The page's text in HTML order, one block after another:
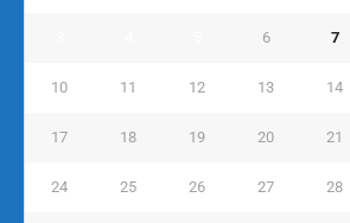
6 7
10 11 12 13 14
17 18 19 20 21
24 25 26 27 28